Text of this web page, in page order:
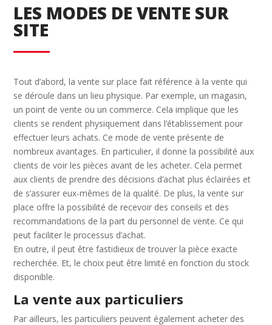
LES MODES DE VENTE SUR
SITE
Tout d’abord, la vente sur place fait référence à la vente qui
se déroule dans un lieu physique. Par exemple, un magasin,
un point de vente ou un commerce. Cela implique que les
clients se rendent physiquement dans l’établissement pour
effectuer leurs achats. Ce mode de vente présente de
nombreux avantages. En particulier, il donne la possibilité aux
clients de voir les pièces avant de les acheter. Cela permet
aux clients de prendre des décisions d’achat plus éclairées et
de s’assurer eux-mêmes de la qualité. De plus, la vente sur
place offre la possibilité de recevoir des conseils et des
recommandations de la part du personnel de vente. Ce qui
peut faciliter le processus d’achat.
En outre, il peut être fastidieux de trouver la pièce exacte
recherchée. Et, le choix peut être limité en fonction du stock
disponible.
La vente aux particuliers
Par ailleurs, les particuliers peuvent également acheter des